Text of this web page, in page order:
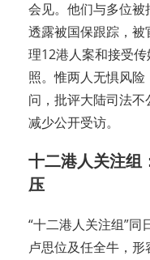
会见。他们与多位
透露被国保跟踪，
理12港人案和接受
照。惟两人无惧风
问，批评大陆司法
减少公开受访。
十二港人关注组
压
“十二港人关注组”
卢思位及任全牛，形